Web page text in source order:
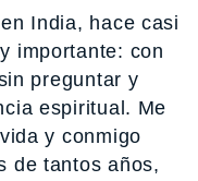
India, hace casi
importante: con
preguntar y
espiritual. Me
y conmigo
de tantos años,